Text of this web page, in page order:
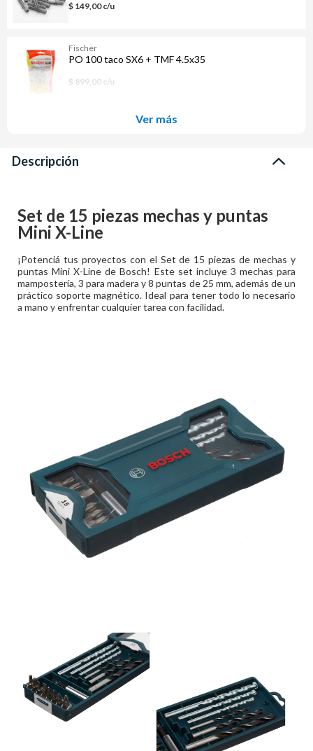
$ 149,00 c/u
Fischer
PO 100 taco SX6 + TMF 4.5x35
$ 899,00 c/u
Ver más
Descripción
Set de 15 piezas mechas y puntas
Mini X-Line
¡Potenciá tus proyectos con el Set de 15 piezas de mechas y
puntas Mini X-Line de Bosch! Este set incluye 3 mechas para
mampostería, 3 para madera y 8 puntas de 25 mm, además de un
práctico soporte magnético. Ideal para tener todo lo necesario
a mano y enfrentar cualquier tarea con facilidad.